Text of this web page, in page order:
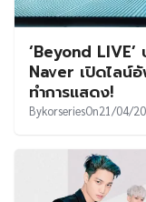
‘Beyond
Naver เปิดไลน์
ทำการแสดง!
BykorseriesOn21/04/